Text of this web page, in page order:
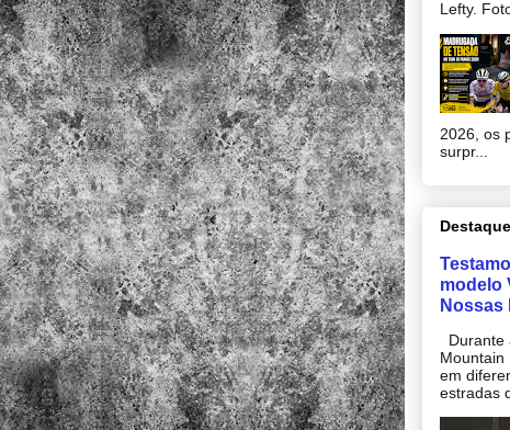
Lefty.
2026, os
surpr...
modelo
Nossas
Durante
Mountain
em
estradas